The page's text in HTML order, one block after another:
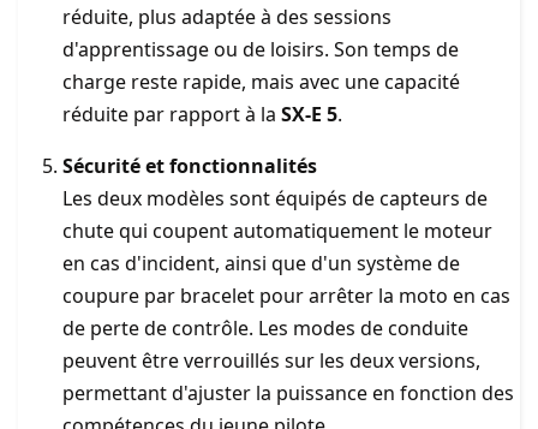
réduite, plus adaptée à des sessions
d'apprentissage ou de loisirs. Son temps de
charge reste rapide, mais avec une capacité
réduite par rapport à la SX-E 5.
Sécurité et fonctionnalités
Les deux modèles sont équipés de capteurs de
chute qui coupent automatiquement le moteur
en cas d'incident, ainsi que d'un système de
coupure par bracelet pour arrêter la moto en cas
de perte de contrôle. Les modes de conduite
peuvent être verrouillés sur les deux versions,
permettant d'ajuster la puissance en fonction des